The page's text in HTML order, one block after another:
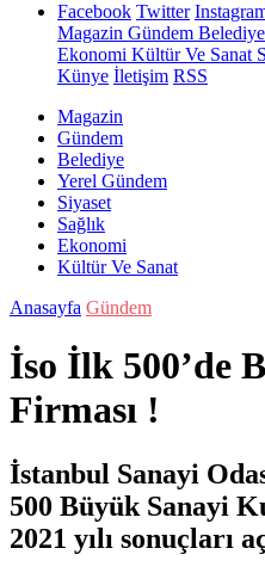
Facebook Twitter
Magazin Gündem Belediye
Ekonomi Kültür Ve Sanat
Künye İletişim RSS
Magazin
Gündem
Belediye
Yerel Gündem
Siyaset
Sağlık
Ekonomi
Kültür Ve Sanat
Anasayfa Gündem
İso İlk 500’de
Firması !
İstanbul Sanayi
500 Büyük Sanayi
2021 yılı sonuçları